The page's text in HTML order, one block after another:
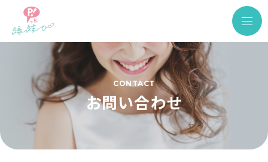
CONTACT
お問い合わせ